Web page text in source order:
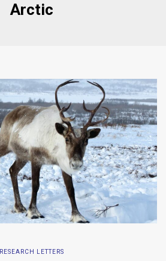
Arctic
RESEARCH LETTERS